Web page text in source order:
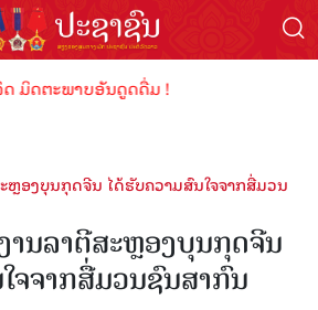
ດຕະພາບອັນດູດດື່ມ !
ຫຼອງບຸນກຸດຈີນ ໄດ້ຮັບຄວາມສົນໃຈຈາກສື່ມວນ
ນລາຕີສະຫຼອງບຸນກຸດຈີນ
ຈຈາກສື່ມວນຊົນສາກົນ